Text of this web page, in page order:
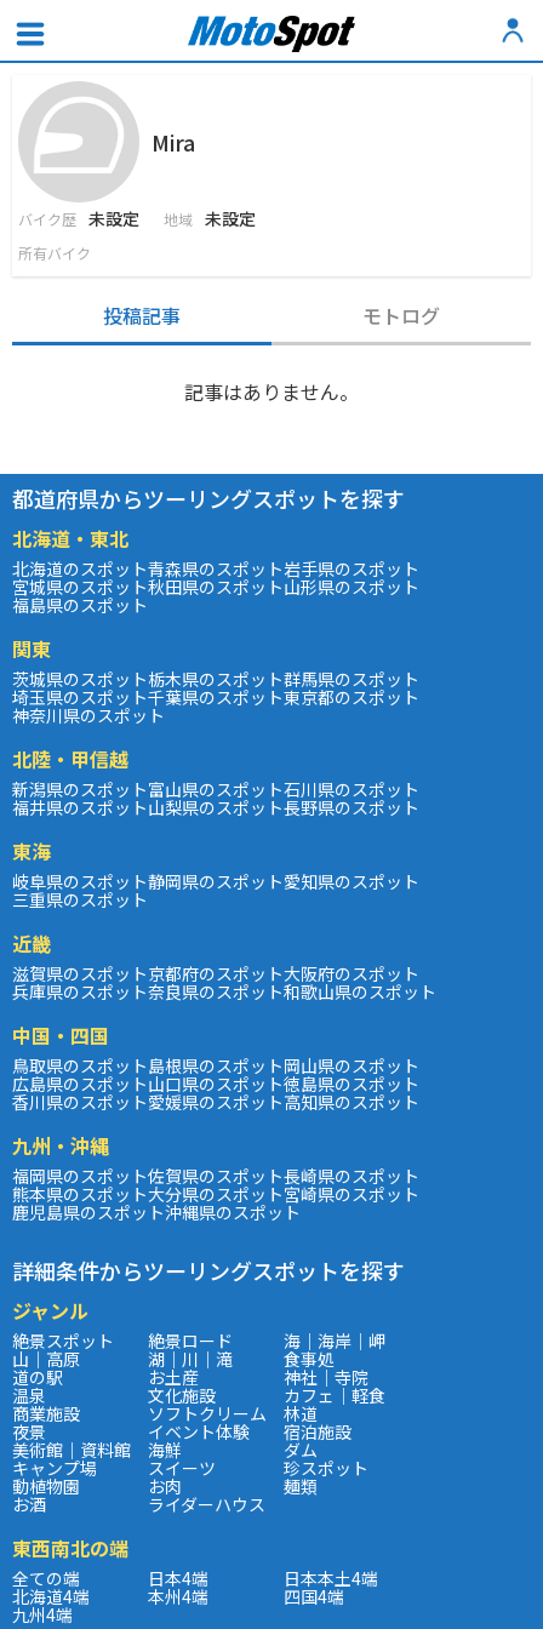
Mira
バイク歴 未設定 地域 未設定
所有バイク
投稿記事 モトログ
記事はありません。
都道府県からツーリングスポットを探す
北海道・東北
北海道のスポット青森県のスポット岩手県のスポット
宮城県のスポット秋田県のスポット山形県のスポット
福島県のスポット
関東
茨城県のスポット栃木県のスポット群馬県のスポット
埼玉県のスポット千葉県のスポット東京都のスポット
神奈川県のスポット
北陸・甲信越
新潟県のスポット富山県のスポット石川県のスポット
福井県のスポット山梨県のスポット長野県のスポット
東海
岐阜県のスポット静岡県のスポット愛知県のスポット
三重県のスポット
近畿
滋賀県のスポット京都府のスポット大阪府のスポット
兵庫県のスポット奈良県のスポット和歌山県のスポット
中国・四国
鳥取県のスポット島根県のスポット岡山県のスポット
広島県のスポット山口県のスポット徳島県のスポット
香川県のスポット愛媛県のスポット高知県のスポット
九州・沖縄
福岡県のスポット佐賀県のスポット長崎県のスポット
熊本県のスポット大分県のスポット宮崎県のスポット
鹿児島県のスポット沖縄県のスポット
詳細条件からツーリングスポットを探す
ジャンル
絶景スポット 絶景ロード 海｜海岸｜岬
山｜高原 湖｜川｜滝 食事処
道の駅 お土産 神社｜寺院
温泉 文化施設 カフェ｜軽食
商業施設 ソフトクリーム 林道
夜景 イベント体験 宿泊施設
美術館｜資料館 海鮮 ダム
キャンプ場 スイーツ 珍スポット
動植物園 お肉 麺類
お酒 ライダーハウス
東西南北の端
全ての端 日本4端 日本本土4端
北海道4端 本州4端 四国4端
九州4端